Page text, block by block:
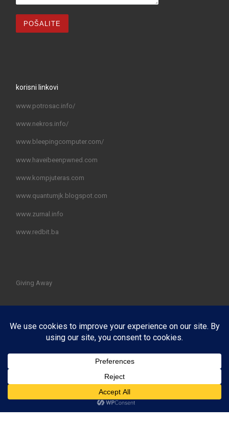
korisni linkovi
www.potrosac.info/
www.nekros.info/
www.bleepingcomputer.com/
www.haveibeenpwned.com
www.kompjuteras.com
www.quantumjk.blogspot.com
www.zurnal.info
www.redbit.ba
Giving Away
PotrošačX Edukacija potrošača i internet korisnika
All rights reserved